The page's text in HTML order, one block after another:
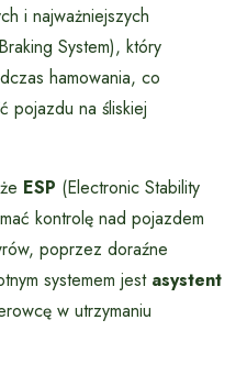
i najważniejszych
System), który
hamowania, co
pojazdu na śliskiej
ESP (Electronic Stability
kontrolę nad pojazdem
poprzez doraźne
systemem jest asystent
w utrzymaniu